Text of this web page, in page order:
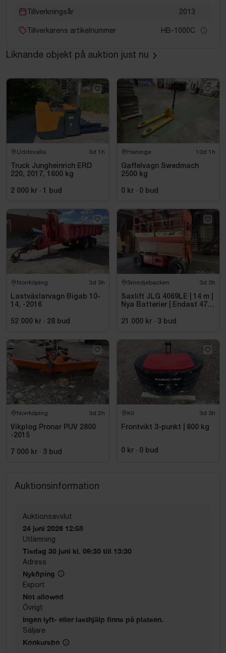
Tillverkningsår 2013
Tillverkarens artikelnummer HB-1000C
Liknande objekt på auktion just nu
Uddevalla 3d 1h
Truck Jungheinrich ERD
220, 2017, 1600 kg
2 000 kr · 1 bud
Haninge 10d 1h
Gaffelvagn Swedmach
2500 kg
0 kr · 0 bud
Norrköping 3d 3h
Lastväxlarvagn Bigab 10-
14, -2016
52 000 kr · 28 bud
Smedjebacken 3d 5h
Saxlift JLG 4069LE | 14 m |
Nya Batterier | Endast 475
21 000 kr · 3 bud
Norrköping 3d 2h
Vikplog Pronar PUV 2800
-2015
7 000 kr · 3 bud
Kil 3d 3h
Frontvikt 3-punkt | 800 kg
0 kr · 0 bud
Auktionsinformation
Auktionsavslut
24 juni 2026 12:58
Utlämning
Tisdag 30 juni kl. 09:30 till 13:30
Adress
Nyköping
Export
Not allowed
Övrigt
Ingen lyft- eller lasthjälp finns på platsen.
Säljare
Konkursbo